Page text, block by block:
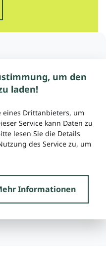
um den
laden!
eines Drittanbieters, um
Service kann Daten zu
lesen Sie die Details
des Service zu, um
Informationen